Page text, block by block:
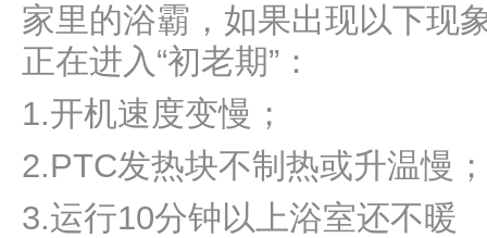
家里的浴霸，如果出现以下现
正在进入“初老期”：
1.开机速度变慢；
2.PTC发热块不制热或升温慢；
3.运行10分钟以上浴室还不暖
守正创新 稳中求进丨2024家装实战赋能大会